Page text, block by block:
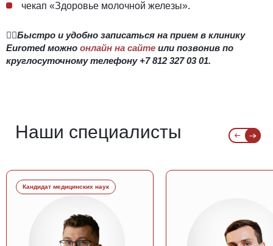
чекап «Здоровье молочной железы».
👉🏻Быстро и удобно записаться на прием в клинику
Euromed можно онлайн на сайте или позвонив по
круглосуточному телефону +7 812 327 03 01.
Наши специалисты
Кандидат медицинских наук